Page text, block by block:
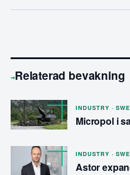
→Relaterad bevakning
INDUSTRY ·
Micropol i
INDUSTRY ·
Astor